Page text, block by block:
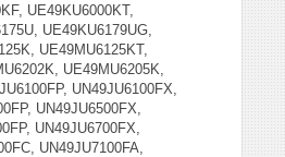
UE49KU6000KT,
UE49KU6179UG,
UE49MU6125KT,
UE49MU6205K,
UN49JU6100FX,
UN49JU6500FX,
UN49JU6700FX,
UN49JU7100FA,